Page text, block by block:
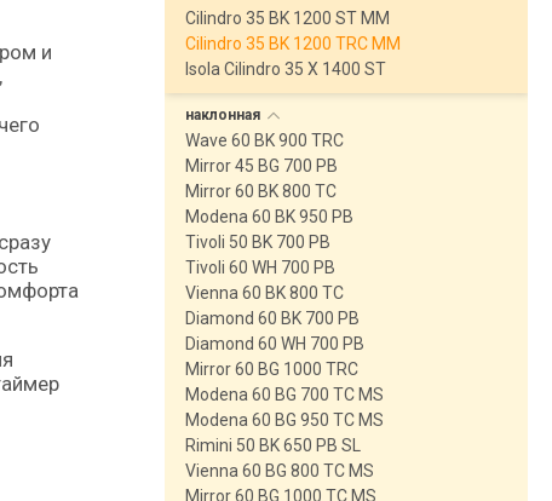
Cilindro 35 BK 1200 ST MM
Cilindro 35 BK 1200 TRC MM
Isola Cilindro 35 X 1400 ST
наклонная
Wave 60 BK 900 TRC
Mirror 45 BG 700 PB
Mirror 60 BK 800 TC
Modena 60 BK 950 PB
Tivoli 50 BK 700 PB
Tivoli 60 WH 700 PB
Vienna 60 BK 800 TC
Diamond 60 BK 700 PB
Diamond 60 WH 700 PB
Mirror 60 BG 1000 TRC
Modena 60 BG 700 TC MS
Modena 60 BG 950 TC MS
Rimini 50 BK 650 PB SL
Vienna 60 BG 800 TC MS
Mirror 60 BG 1000 TC MS